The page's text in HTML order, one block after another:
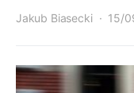
Jakub Biasecki 15/